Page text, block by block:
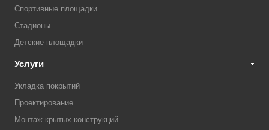
Спортивные площадки
Стадионы
Детские площадки
Услуги
Укладка покрытий
Проектирование
Монтаж крытых конструкций